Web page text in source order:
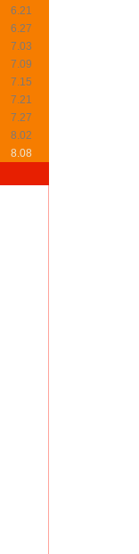
6.21
6.27
7.03
7.09
7.15
7.21
7.27
8.02
8.08